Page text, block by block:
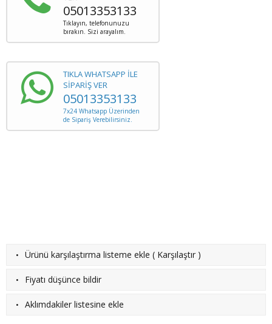
05013353133
Tıklayın, telefonunuzu
bırakın. Sizi arayalım.
TIKLA WHATSAPP İLE
SİPARİŞ VER
05013353133
7x24 Whatsapp Üzerinden
de Sipariş Verebilirsiniz.
· Ürünü karşılaştırma listeme ekle ( Karşılaştır )
· Fiyatı düşünce bildir
· Aklımdakiler listesine ekle